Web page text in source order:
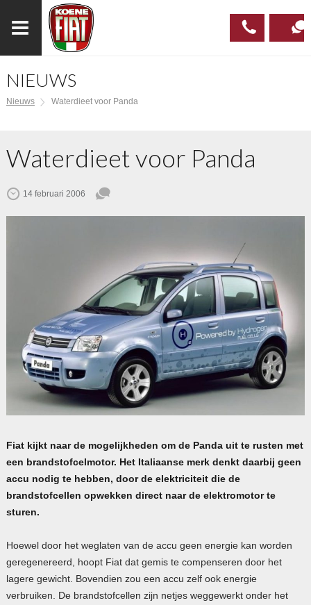
NIEUWS
Nieuws Waterdieet voor Panda
Waterdieet voor Panda
14 februari 2006
Fiat kijkt naar de mogelijkheden om de Panda uit te rusten met
een brandstofcelmotor. Het Italiaanse merk denkt daarbij geen
accu nodig te hebben, door de elektriciteit die de
brandstofcellen opwekken direct naar de elektromotor te
sturen.
Hoewel door het weglaten van de accu geen energie kan worden
geregenereerd, hoopt Fiat dat gemis te compenseren door het
lagere gewicht. Bovendien zou een accu zelf ook energie
verbruiken. De brandstofcellen zijn netjes weggewerkt onder het